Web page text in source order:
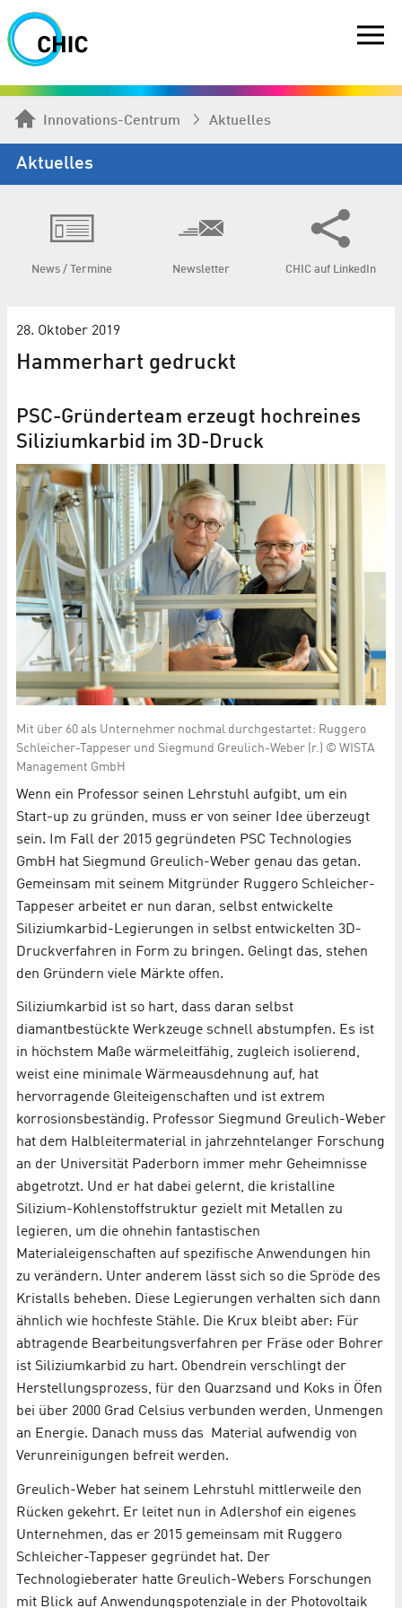
Innovations-Centrum Aktuelles
Aktuelles
News / Termine Newsletter CHIC auf LinkedIn
28. Oktober 2019
Hammerhart gedruckt
PSC-Gründerteam erzeugt hochreines
Siliziumkarbid im 3D-Druck
Mit über 60 als Unternehmer nochmal durchgestartet: Ruggero
Schleicher-Tappeser und Siegmund Greulich-Weber (r.) © WISTA
Management GmbH
Wenn ein Professor seinen Lehrstuhl aufgibt, um ein
Start-up zu gründen, muss er von seiner Idee überzeugt
sein. Im Fall der 2015 gegründeten PSC Technologies
GmbH hat Siegmund Greulich-Weber genau das getan.
Gemeinsam mit seinem Mitgründer Ruggero Schleicher-
Tappeser arbeitet er nun daran, selbst entwickelte
Siliziumkarbid-Legierungen in selbst entwickelten 3D-
Druckverfahren in Form zu bringen. Gelingt das, stehen
den Gründern viele Märkte offen.
Siliziumkarbid ist so hart, dass daran selbst
diamantbestückte Werkzeuge schnell abstumpfen. Es ist
in höchstem Maße wärmeleitfähig, zugleich isolierend,
weist eine minimale Wärmeausdehnung auf, hat
hervorragende Gleiteigenschaften und ist extrem
korrosionsbeständig. Professor Siegmund Greulich-Weber
hat dem Halbleitermaterial in jahrzehntelanger Forschung
an der Universität Paderborn immer mehr Geheimnisse
abgetrotzt. Und er hat dabei gelernt, die kristalline
Silizium-Kohlenstoffstruktur gezielt mit Metallen zu
legieren, um die ohnehin fantastischen
Materialeigenschaften auf spezifische Anwendungen hin
zu verändern. Unter anderem lässt sich so die Spröde des
Kristalls beheben. Diese Legierungen verhalten sich dann
ähnlich wie hochfeste Stähle. Die Krux bleibt aber: Für
abtragende Bearbeitungsverfahren per Fräse oder Bohrer
ist Siliziumkarbid zu hart. Obendrein verschlingt der
Herstellungsprozess, für den Quarzsand und Koks in Öfen
bei über 2000 Grad Celsius verbunden werden, Unmengen
an Energie. Danach muss das Material aufwendig von
Verunreinigungen befreit werden.
Greulich-Weber hat seinem Lehrstuhl mittlerweile den
Rücken gekehrt. Er leitet nun in Adlershof ein eigenes
Unternehmen, das er 2015 gemeinsam mit Ruggero
Schleicher-Tappeser gegründet hat. Der
Technologieberater hatte Greulich-Webers Forschungen
mit Blick auf Anwendungspotenziale in der Photovoltaik